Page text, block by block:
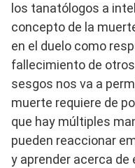
los tanatólogos a
concepto de la
en el duelo como
fallecimiento de
sesgos nos va a
muerte requiere de
que hay múltiples
pueden reaccionar
y aprender acerca de